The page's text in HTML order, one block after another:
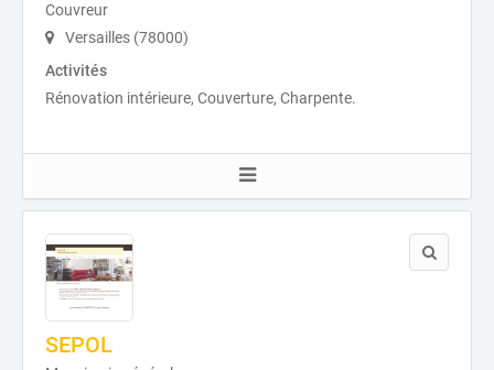
Couvreur
Versailles (78000)
Activités
Rénovation intérieure, Couverture, Charpente.
SEPOL